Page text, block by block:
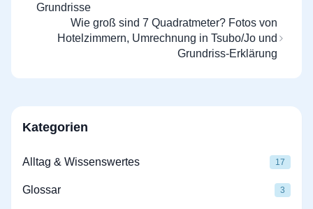
Grundrisse
Wie groß sind 7 Quadratmeter? Fotos von
Hotelzimmern, Umrechnung in Tsubo/Jo und
Grundriss-Erklärung
Kategorien
Alltag & Wissenswertes 17
Glossar 3